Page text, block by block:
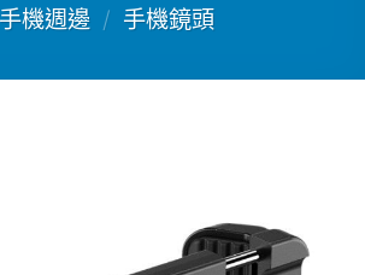
機週邊 / 手機鏡頭